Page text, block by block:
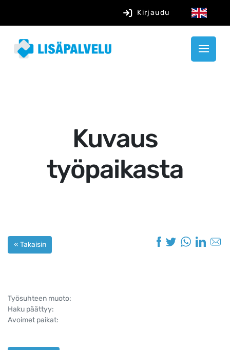
Kirjaudu
Kuvaus
työpaikasta
« Takaisin
Työsuhteen muoto:
Haku päättyy:
Avoimet paikat: